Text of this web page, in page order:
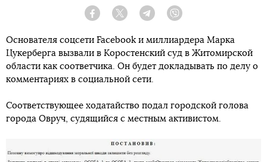
Facebook Twitter Telegram
Основателя соцсети Facebook и миллиардера Марка
Цукерберга вызвали в Коростенский суд в Житомирской
области как соответчика. Он будет докладывать по делу о
комментариях в социальной сети.
Соответствующее ходатайство подал городской голова
города Овруч, судящийся с местным активистом.